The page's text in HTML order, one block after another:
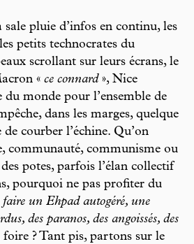
pluie d’infos en continu, les
petits technocrates du
scrollant sur leurs écrans, le
« ce connard», Nice
monde pour l’ensemble de
dans les marges, quelque
de courber l’échine. Qu’on
communauté, communisme ou
potes, parfois l’élan collectif
pourquoi ne pas profiter du
faire un Ehpad autogéré, une
des paranos, des angoissés, des
foire ? Tant pis, partons sur le